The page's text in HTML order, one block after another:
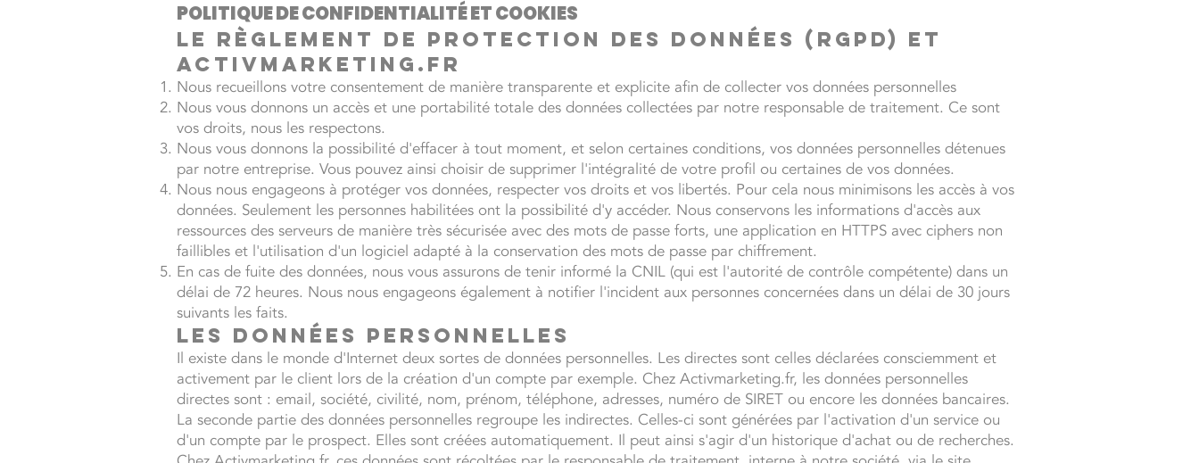
POLITIQUE DE CONFIDEN­TIALITÉ ET COOKIES
Le règlement de protection des données (RGPD) et
Activmarketing.fr
Nous recueillons votre consentement de manière transparente et explicite afin de collecter vos données personnelles
Nous vous donnons un accès et une portabilité totale des données collectées par notre responsable de traitement. Ce sont
vos droits, nous les respectons.
Nous vous donnons la possibilité d'effacer à tout moment, et selon certaines conditions, vos données personnelles détenues
par notre entreprise. Vous pouvez ainsi choisir de supprimer l'intégralité de votre profil ou certaines de vos données.
Nous nous engageons à protéger vos données, respecter vos droits et vos libertés. Pour cela nous minimisons les accès à vos
données. Seulement les personnes habilitées ont la possibilité d'y accéder. Nous conservons les informations d'accès aux
ressources des serveurs de manière très sécurisée avec des mots de passe forts, une application en HTTPS avec ciphers non
faillibles et l'utilisation d'un logiciel adapté à la conservation des mots de passe par chiffrement.
En cas de fuite des données, nous vous assurons de tenir informé la CNIL (qui est l'autorité de contrôle compétente) dans un
délai de 72 heures. Nous nous engageons également à notifier l'incident aux personnes concernées dans un délai de 30 jours
suivants les faits.
LES DONNÉES PERSONNELLES
Il existe dans le monde d'Internet deux sortes de données personnelles. Les directes sont celles déclarées consciemment et
activement par le client lors de la création d'un compte par exemple. Chez Activmarketing.fr, les données personnelles
directes sont : email, société, civilité, nom, prénom, téléphone, adresses, numéro de SIRET ou encore les données bancaires.
La seconde partie des données personnelles regroupe les indirectes. Celles-ci sont générées par l'activation d'un service ou
d'un compte par le prospect. Elles sont créées automatiquement. Il peut ainsi s'agir d'un historique d'achat ou de recherches.